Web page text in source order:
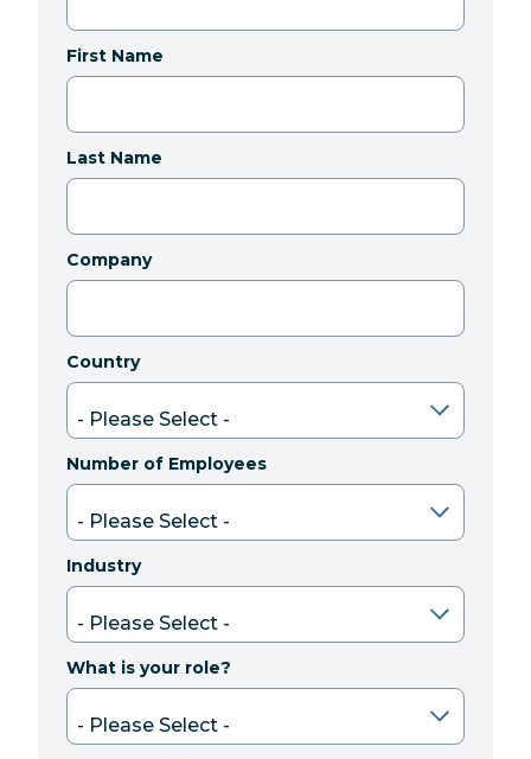
First Name
Last Name
Company
Country
Number of Employees
Industry
What is your role?